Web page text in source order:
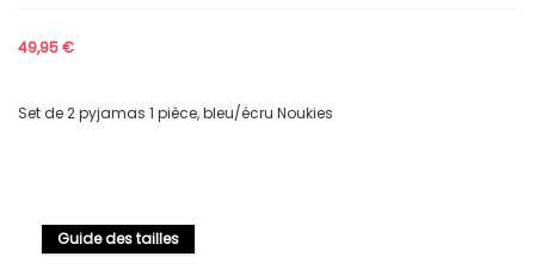
49,95€
Set de 2 pyjamas 1 pièce, bleu/écru Noukies
Guide des tailles